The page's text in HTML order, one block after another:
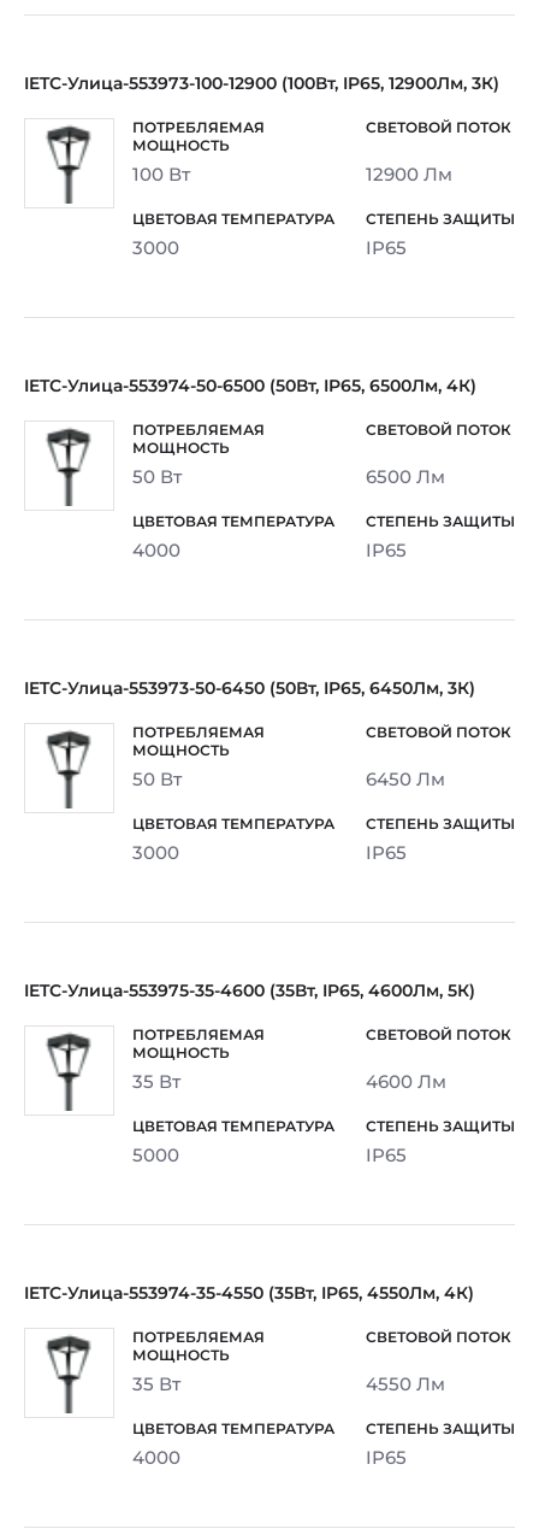
IETC-Улица-553973-100-12900 (100Вт, IP65, 12900Лм, 3К)
100 Вт 12900 Лм
3000 IP65
IETC-Улица-553974-50-6500 (50Вт, IP65, 6500Лм, 4К)
50 Вт 6500 Лм
4000 IP65
IETC-Улица-553973-50-6450 (50Вт, IP65, 6450Лм, 3К)
50 Вт 6450 Лм
3000 IP65
IETC-Улица-553975-35-4600 (35Вт, IP65, 4600Лм, 5К)
35 Вт 4600 Лм
5000 IP65
IETC-Улица-553974-35-4550 (35Вт, IP65, 4550Лм, 4К)
35 Вт 4550 Лм
4000 IP65